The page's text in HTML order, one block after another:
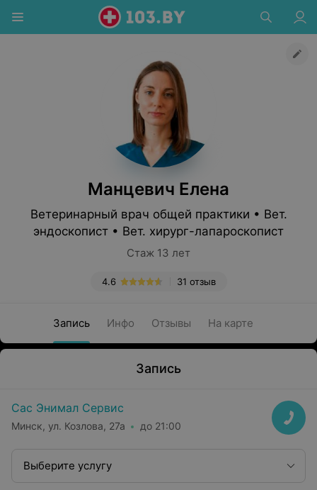
Манцевич Елена
Ветеринарный врач общей практики • Вет.
эндоскопист • Вет. хирург-лапароскопист
Стаж 13 лет
31 отзыв
4.6
Запись Инфо Отзывы На карте
Запись
Сас Энимал Сервис
Минск, ул. Козлова, 27а до 21:00
Выберите услугу